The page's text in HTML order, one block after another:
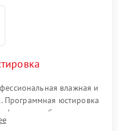
влажная и
Программная юстировка
стабилизатора и
ПО.